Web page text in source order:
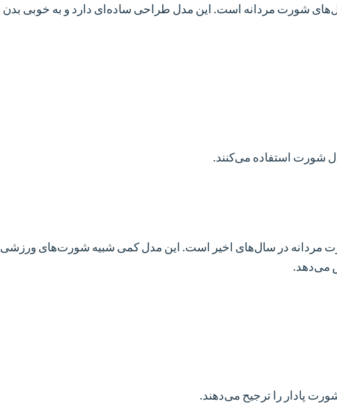
شورت مردانه است. این مدل طراحی ساده‌ای دارد و به خوبی بدن
شورت استفاده می‌کنند.
مردانه در سال‌های اخیر است. این مدل کمی شبیه شورت‌های ورزشی
می‌دهد.
پادار را ترجیح می‌دهند.